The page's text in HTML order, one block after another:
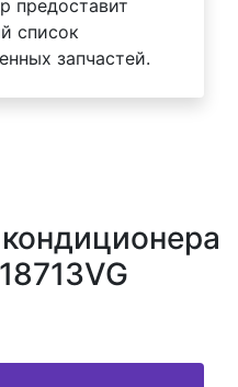
предоставит
список
запчастей.